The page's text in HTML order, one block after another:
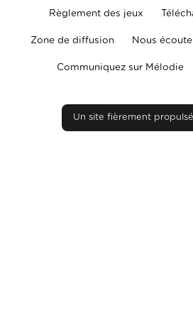
Règlement des jeux
Zone de diffusion Nous
Communiquez sur Mélodie
Un site fièrement